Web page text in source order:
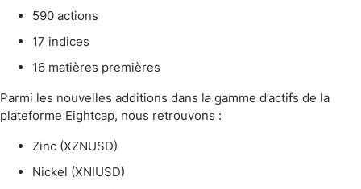
590 actions
17 indices
16 matières premières
Parmi les nouvelles additions dans la gamme d’actifs de la
plateforme Eightcap, nous retrouvons :
Zinc (XZNUSD)
Nickel (XNIUSD)